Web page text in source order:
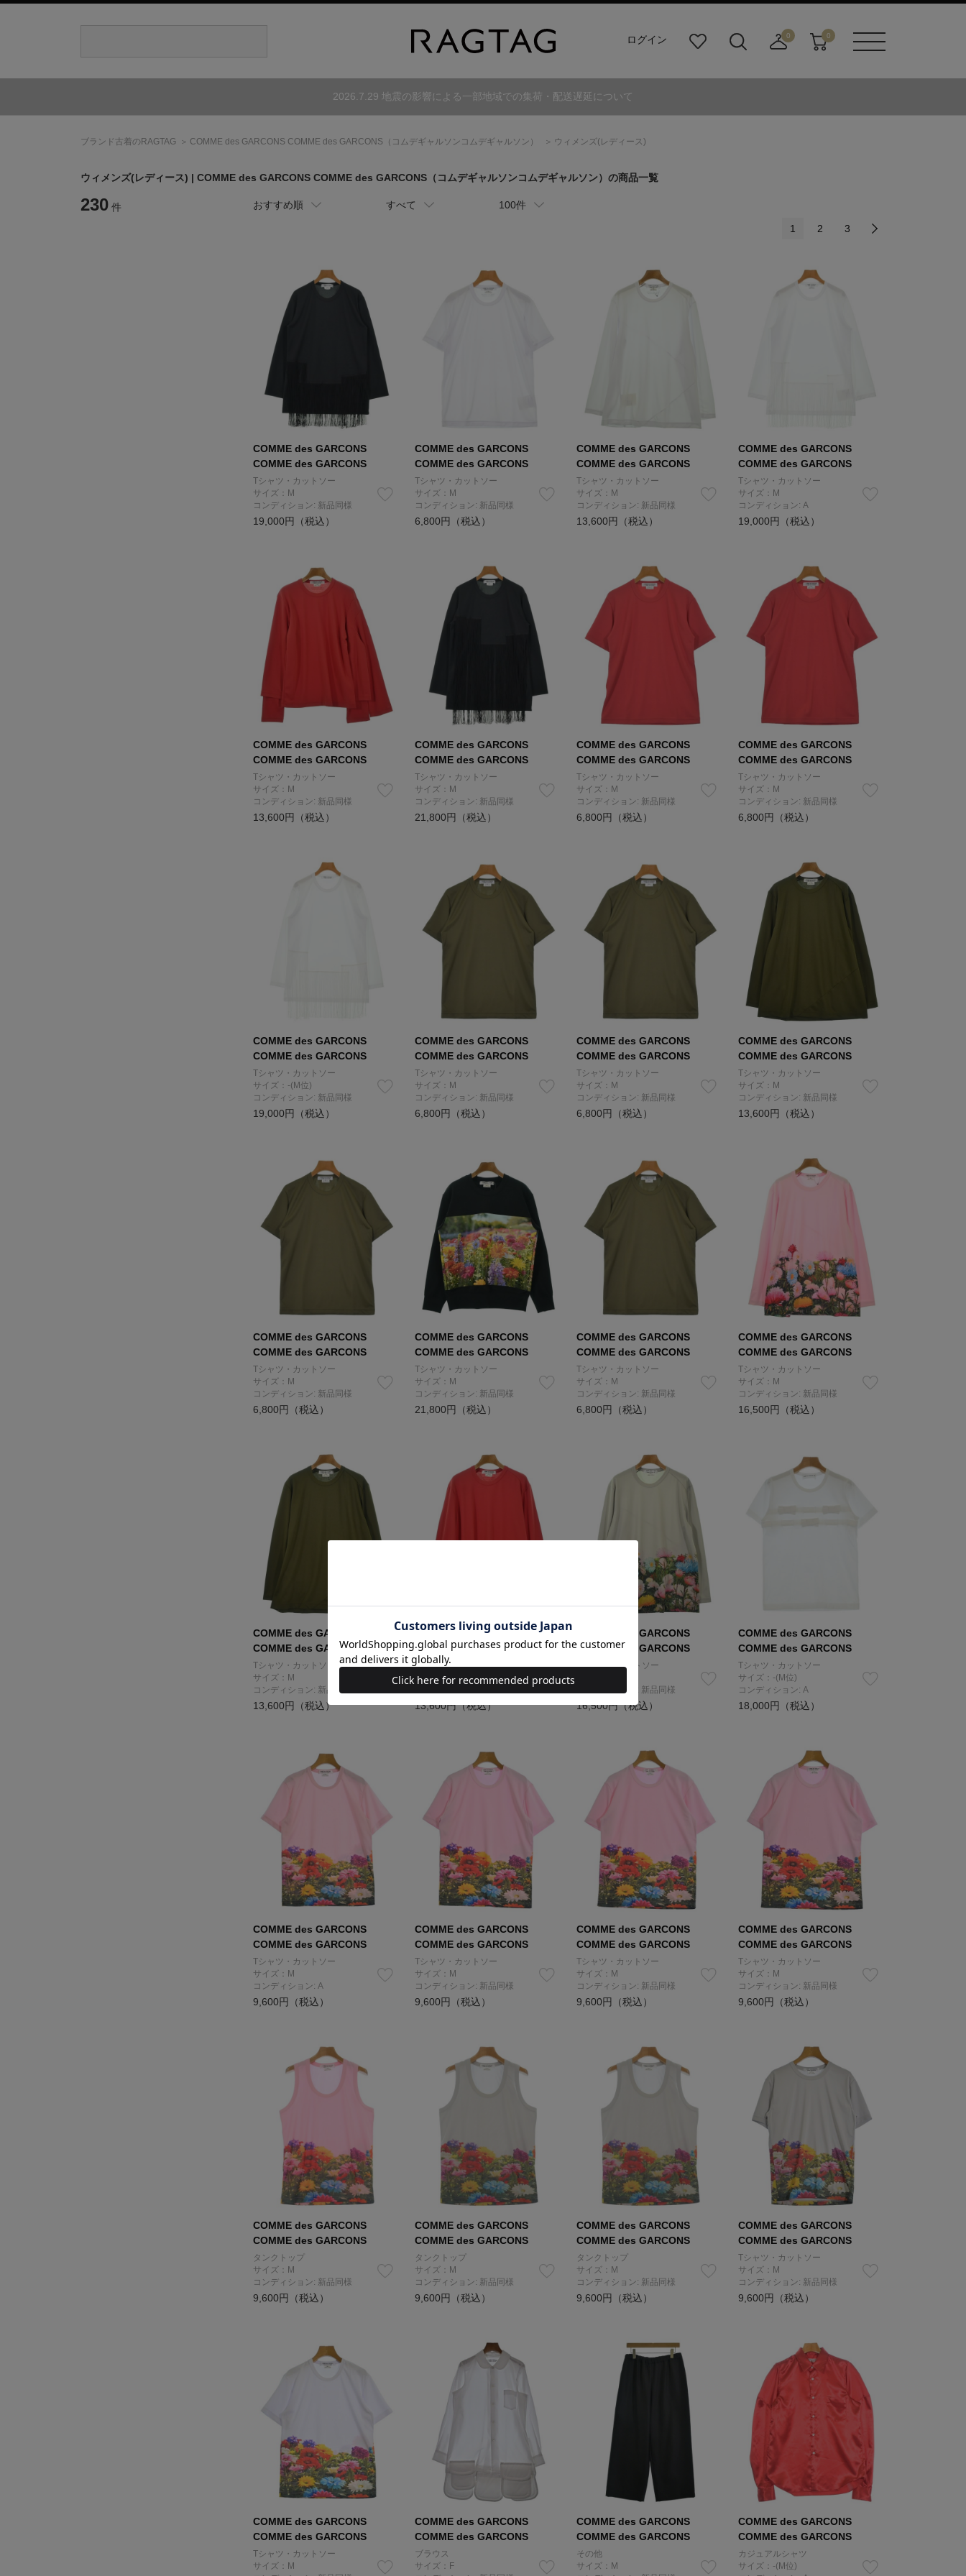
ログイン
り
ダ
0
寄
0
2026.7.29 地震の影響による一部地域での集荷・配送遅延について
ブランド古着のRAGTAG COMME des GARCONS COMME des GARCONS （コムデギャルソンコムデギャルソン） ウィメンズ(レディース)
ウィメンズ(レディース) | COMME des GARCONS COMME des GARCONS （コムデギャルソンコムデギャルソン） の商品一覧
230 件 おすすめ順 すべて 100件
1 2 3
COMME des GARCONS
COMME des GARCONS
Tシャツ・カットソー
サイズ：M
コンディション: 新品同様
19,000円（税込）
COMME des GARCONS
COMME des GARCONS
Tシャツ・カットソー
サイズ：M
コンディション: 新品同様
6,800円（税込）
COMME des GARCONS
COMME des GARCONS
Tシャツ・カットソー
サイズ：M
コンディション: 新品同様
13,600円（税込）
COMME des GARCONS
COMME des GARCONS
Tシャツ・カットソー
サイズ：M
コンディション: A
19,000円（税込）
COMME des GARCONS
COMME des GARCONS
Tシャツ・カットソー
サイズ：M
コンディション: 新品同様
13,600円（税込）
COMME des GARCONS
COMME des GARCONS
Tシャツ・カットソー
サイズ：M
コンディション: 新品同様
21,800円（税込）
COMME des GARCONS
COMME des GARCONS
Tシャツ・カットソー
サイズ：M
コンディション: 新品同様
6,800円（税込）
COMME des GARCONS
COMME des GARCONS
Tシャツ・カットソー
サイズ：M
コンディション: 新品同様
6,800円（税込）
COMME des GARCONS
COMME des GARCONS
Tシャツ・カットソー
サイズ：-(M位)
コンディション: 新品同様
19,000円（税込）
COMME des GARCONS
COMME des GARCONS
Tシャツ・カットソー
サイズ：M
コンディション: 新品同様
6,800円（税込）
COMME des GARCONS
COMME des GARCONS
Tシャツ・カットソー
サイズ：M
コンディション: 新品同様
6,800円（税込）
COMME des GARCONS
COMME des GARCONS
Tシャツ・カットソー
サイズ：M
コンディション: 新品同様
13,600円（税込）
COMME des GARCONS
COMME des GARCONS
Tシャツ・カットソー
サイズ：M
コンディション: 新品同様
6,800円（税込）
COMME des GARCONS
COMME des GARCONS
Tシャツ・カットソー
サイズ：M
コンディション: 新品同様
21,800円（税込）
COMME des GARCONS
COMME des GARCONS
Tシャツ・カットソー
サイズ：M
コンディション: 新品同様
6,800円（税込）
COMME des GARCONS
COMME des GARCONS
Tシャツ・カットソー
サイズ：M
コンディション: 新品同様
16,500円（税込）
COMME des GARCONS
COMME des GARCONS
Tシャツ・カットソー
サイズ：M
コンディション: 新品同様
13,600円（税込）
COMME des GARCONS
COMME des GARCONS
Tシャツ・カットソー
サイズ：M
13,600円（税込）
COMME des GARCONS
COMME des GARCONS
Tシャツ・カットソー
コンディション: 新品同様
16,500円（税込）
COMME des GARCONS
COMME des GARCONS
Tシャツ・カットソー
サイズ：-(M位)
コンディション: A
18,000円（税込）
COMME des GARCONS
COMME des GARCONS
Tシャツ・カットソー
サイズ：M
コンディション: A
9,600円（税込）
COMME des GARCONS
COMME des GARCONS
Tシャツ・カットソー
サイズ：M
コンディション: 新品同様
9,600円（税込）
COMME des GARCONS
COMME des GARCONS
Tシャツ・カットソー
サイズ：M
コンディション: 新品同様
9,600円（税込）
COMME des GARCONS
COMME des GARCONS
Tシャツ・カットソー
サイズ：M
コンディション: 新品同様
9,600円（税込）
COMME des GARCONS
COMME des GARCONS
タンクトップ
サイズ：M
コンディション: 新品同様
9,600円（税込）
COMME des GARCONS
COMME des GARCONS
タンクトップ
サイズ：M
コンディション: 新品同様
9,600円（税込）
COMME des GARCONS
COMME des GARCONS
タンクトップ
サイズ：M
コンディション: 新品同様
9,600円（税込）
COMME des GARCONS
COMME des GARCONS
Tシャツ・カットソー
サイズ：M
コンディション: 新品同様
9,600円（税込）
COMME des GARCONS
COMME des GARCONS
Tシャツ・カットソー
サイズ：M
COMME des GARCONS
COMME des GARCONS
ブラウス
サイズ：F
COMME des GARCONS
COMME des GARCONS
その他
サイズ：M
COMME des GARCONS
COMME des GARCONS
カジュアルシャツ
サイズ：-(M位)